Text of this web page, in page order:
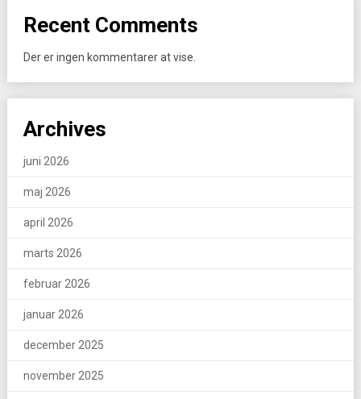
Recent Comments
Der er ingen kommentarer at vise.
Archives
juni 2026
maj 2026
april 2026
marts 2026
februar 2026
januar 2026
december 2025
november 2025